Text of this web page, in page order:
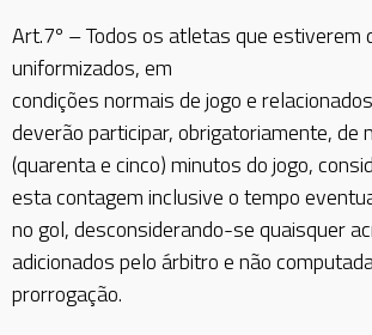
Art.7º – Todos os atletas que estiverem
uniformizados, em
condições normais de jogo e
deverão participar, obrigatoriamente, de
(quarenta e cinco) minutos do jogo,
esta contagem inclusive o tempo
no gol, desconsiderando-se quaisquer
adicionados pelo árbitro e não
prorrogação.